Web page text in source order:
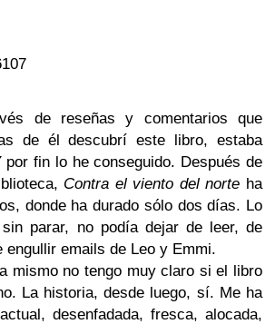
de reseñas y comentarios que
de él descubrí este libro, estaba
por fin lo he conseguido. Después de
Contra el viento del norte ha
donde ha durado sólo dos días. Lo
parar, no podía dejar de leer, de
engullir emails de Leo y Emmi.
mismo no tengo muy claro si el libro
La historia, desde luego, sí. Me ha
desenfadada, fresca, alocada,